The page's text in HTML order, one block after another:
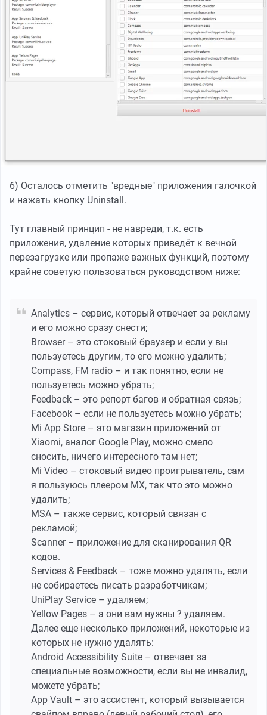
6) Осталось отметить "вредные" приложения галочкой
и нажать кнопку Uninstall.
Тут главный принцип - не навреди, т.к. есть
приложения, удаление которых приведёт к вечной
перезагрузке или пропаже важных функций, поэтому
крайне советую пользоваться руководством ниже:
Analytics – сервис, который отвечает за рекламу
и его можно сразу снести;
Browser – это стоковый браузер и если у вы
пользуетесь другим, то его можно удалить;
Compass, FM radio – и так понятно, если не
пользуетесь можно убрать;
Feedback – это репорт багов и обратная связь;
Facebook – если не пользуетесь можно убрать;
Mi App Store – это магазин приложений от
Xiaomi, аналог Google Play, можно смело
сносить, ничего интересного там нет;
Mi Video – стоковый видео проигрыватель, сам
я пользуюсь плеером MX, так что это можно
удалить;
MSA – также сервис, который связан с
рекламой;
Scanner – приложение для сканирования QR
кодов.
Services & Feedback – тоже можно удалять, если
не собираетесь писать разработчикам;
UniPlay Service – удаляем;
Yellow Pages – а они вам нужны ? удаляем.
Далее еще несколько приложений, некоторые из
которых не нужно удалять:
Android Accessibility Suite – отвечает за
специальные возможности, если вы не инвалид,
можете убрать;
App Vault – это ассистент, который вызывается